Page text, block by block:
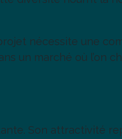
nécessite une
un marché où l’on
Son attractivité